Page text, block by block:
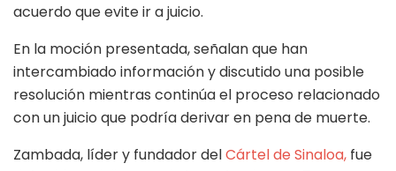
acuerdo que evite ir a juicio.
En la moción presentada, señalan que han
intercambiado información y discutido una posible
resolución mientras continúa el proceso relacionado
con un juicio que podría derivar en pena de muerte.
Zambada, líder y fundador delCártel de Sinaloa, fue